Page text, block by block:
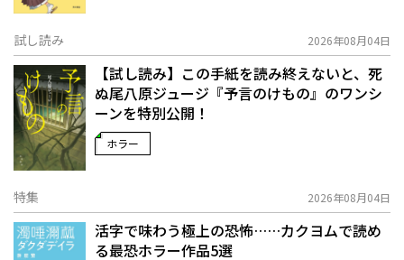
試し読み 2026年08月04日
【試し読み】この手紙を読み終えないと、死
ぬ――尾八原ジュージ『予言のけもの』のワンシ
ーンを特別公開！
ホラー
特集 2026年08月04日
活字で味わう極上の恐怖……カクヨムで読め
る最恐ホラー作品5選